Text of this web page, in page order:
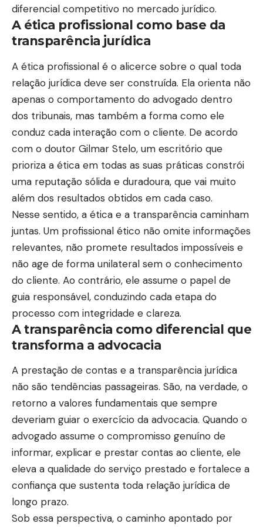
diferencial competitivo no mercado jurídico.
A ética profissional como base da
transparência jurídica
A ética profissional é o alicerce sobre o qual toda
relação jurídica deve ser construída. Ela orienta não
apenas o comportamento do advogado dentro
dos tribunais, mas também a forma como ele
conduz cada interação com o cliente. De acordo
com o doutor Gilmar Stelo, um escritório que
prioriza a ética em todas as suas práticas constrói
uma reputação sólida e duradoura, que vai muito
além dos resultados obtidos em cada caso.
Nesse sentido, a ética e a transparência caminham
juntas. Um profissional ético não omite informações
relevantes, não promete resultados impossíveis e
não age de forma unilateral sem o conhecimento
do cliente. Ao contrário, ele assume o papel de
guia responsável, conduzindo cada etapa do
processo com integridade e clareza.
A transparência como diferencial que
transforma a advocacia
A prestação de contas e a transparência jurídica
não são tendências passageiras. São, na verdade, o
retorno a valores fundamentais que sempre
deveriam guiar o exercício da advocacia. Quando o
advogado assume o compromisso genuíno de
informar, explicar e prestar contas ao cliente, ele
eleva a qualidade do serviço prestado e fortalece a
confiança que sustenta toda relação jurídica de
longo prazo.
Sob essa perspectiva, o caminho apontado por